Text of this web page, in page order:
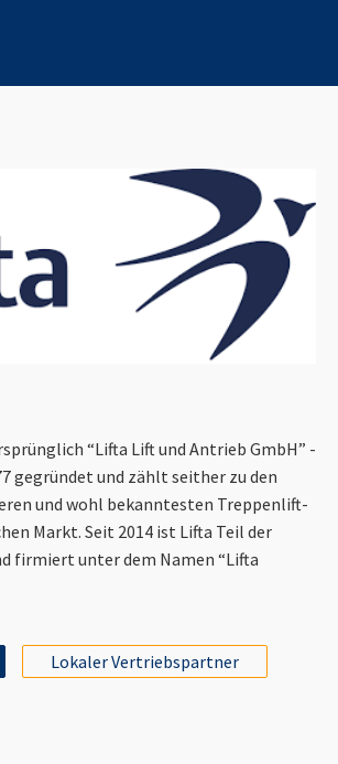
“Lifta Lift und Antrieb GmbH” -
gegründet und zählt seither zu den
und wohl bekanntesten Treppenlift-
Markt. Seit 2014 ist Lifta Teil der
firmiert unter dem Namen “Lifta
Lokaler Vertriebspartner